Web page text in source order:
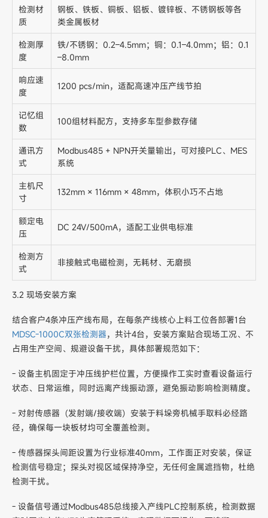
检测材
质
钢板、铁板、铜板、铝板、镀锌板、不锈钢板等各
类金属板材
检测厚
度
铁/不锈钢：0.2–4.5mm；铜：0.1–4.0mm；铝：0.1
–8.0mm
响应速
度
1200 pcs/min，适配高速冲压产线节拍
记忆组
数
100组材料配方，支持多车型参数存储
通讯方
式
Modbus485 + NPN开关量输出，可对接PLC、MES
系统
主机尺
寸
132mm × 116mm × 48mm，体积小巧不占地
额定电
压
DC 24V/500mA，适配工业供电标准
检测方
式
非接触式电磁检测，无耗材、无磨损
3.2 现场安装方案
结合客户4条冲压产线布局，在每条产线核心上料工位各部署1台
MDSC-1000C双张检测器，共计4台，安装方案贴合现场工况、不
占用生产空间、规避设备干扰，具体部署规范如下：
- 设备主机固定于冲压线护栏位置，方便操作工实时查看设备运行
状态、日常运维，同时远离产线振动源，避免振动影响检测精度。
- 对射传感器（发射端/接收端）安装于料垛旁机械手取料必经路
径，确保每一块板材均可全覆盖检测。
- 传感器探头间距设置为行业标准40mm，工作面正对安装，保证
检测信号稳定；探头对视区域保持净空，无任何金属遮挡物，杜绝
检测干扰。
- 设备信号通过Modbus485总线接入产线PLC控制系统，检测数据